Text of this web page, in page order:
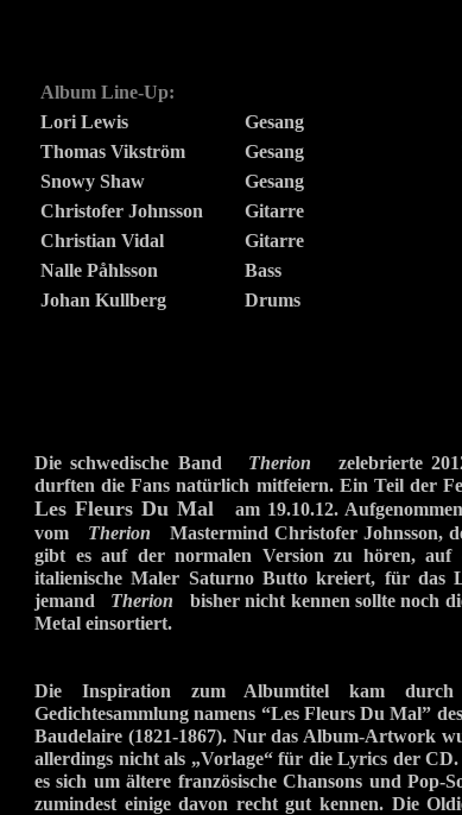
Album Line-Up:
Lori Lewis
Gesang
Thomas Vikström
Gesang
Snowy Shaw
Gesang
Christofer Johnsson
Gitarre
Christian Vidal
Gitarre
Nalle Påhlsson
Bass
Johan Kullberg
Drums
Die schwedische Band Therion zelebrierte
durften die Fans natürlich mitfeiern. Ein Teil der
Les Fleurs Du Mal am 19.10.12.
vom Therion Mastermind Christofer Johnsson,
gibt es auf der normalen Version zu hören,
italienische Maler Saturno Butto kreiert, für das
jemand Therion bisher nicht kennen sollte noch
Metal einsortiert.
Die Inspiration zum Albumtitel kam durch
Gedichtesammlung namens “Les Fleurs Du Mal”
Baudelaire (1821-1867). Nur das Album-Artwork
allerdings nicht als „Vorlage“ für die Lyrics der CD.
es sich um ältere französische Chansons und Pop-
zumindest einige davon recht gut kennen. Die